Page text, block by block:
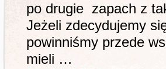
po drugie zapach z
Jeżeli zdecydujemy
powinniśmy przede
mieli …